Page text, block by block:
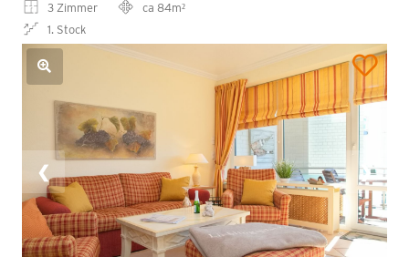
3 Zimmer
ca 84m²
1. Stock
❮ ❯